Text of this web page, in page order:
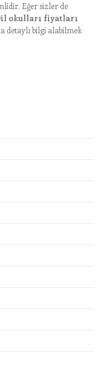
Eğer sizler de
okulları fiyatları
detaylı bilgi alabilmek